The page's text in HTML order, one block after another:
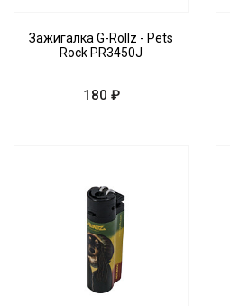
Зажигалка G-Rollz - Pets
Rock PR3450J
180 ₽